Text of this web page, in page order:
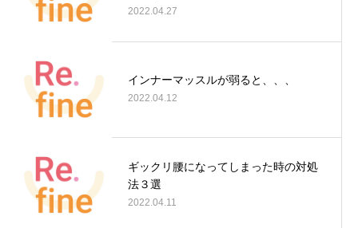
2022.04.27
インナーマッスルが弱ると、、、
2022.04.12
ギックリ腰になってしまった時の対処
法３選
2022.04.11